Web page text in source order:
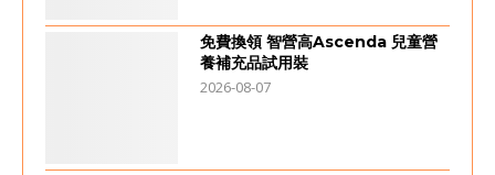
免費換領 智營高Ascenda 兒童營
養補充品試用裝
2026-08-07